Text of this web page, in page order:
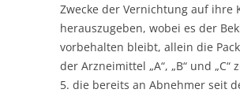
Zwecke der Vernichtung auf ihre
herauszugeben, wobei es der
vorbehalten bleibt, allein die
der Arzneimittel „A“, „B“ und „C“
5. die bereits an Abnehmer seit